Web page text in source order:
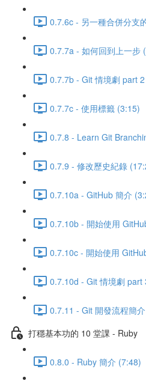
0.7.6c - 另一種合併分支
0.7.7a - 如何回到上一步
0.7.7b - Git 情境劇 part
0.7.7c - 使用標籤 (3:15)
0.7.8 - Learn Git
0.7.9 - 修改歷史紀錄
0.7.10a - GitHub 簡介
0.7.10b - 開始使用
0.7.10c - 開始使用
0.7.10d - Git 情境劇 part
0.7.11 - Git 開發流程簡
打穩基本功的 10 堂課 - Ruby
0.8.0 - Ruby 簡介 (7:48)